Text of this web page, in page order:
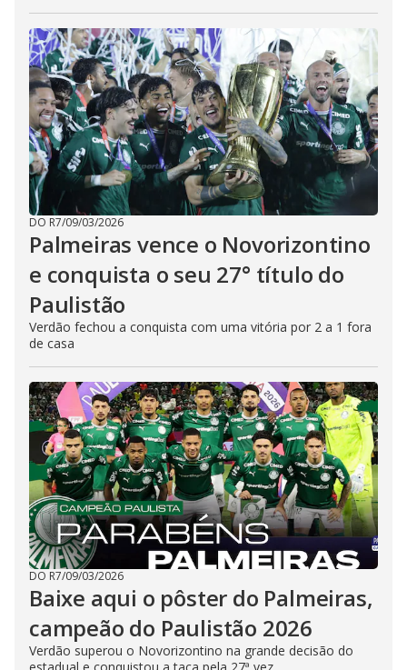
DO R7/09/03/2026
Palmeiras vence o Novorizontino
e conquista o seu 27° título do
Paulistão
Verdão fechou a conquista com uma vitória por 2 a 1 fora
de casa
DO R7/09/03/2026
Baixe aqui o pôster do Palmeiras,
campeão do Paulistão 2026
Verdão superou o Novorizontino na grande decisão do